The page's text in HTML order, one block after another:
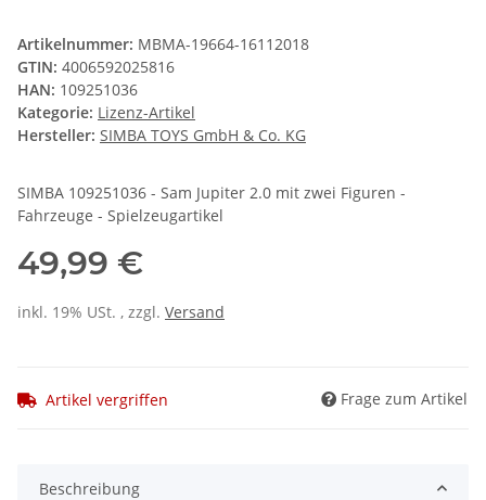
Artikelnummer: MBMA-19664-16112018
GTIN: 4006592025816
HAN: 109251036
Kategorie: Lizenz-Artikel
Hersteller: SIMBA TOYS GmbH & Co. KG
SIMBA 109251036 - Sam Jupiter 2.0 mit zwei Figuren -
Fahrzeuge - Spielzeugartikel
49,99 €
inkl. 19% USt. , zzgl. Versand
Artikel vergriffen Frage zum Artikel
Beschreibung